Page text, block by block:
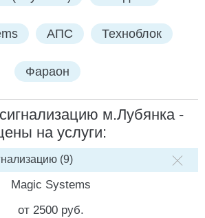
АПС Техноблок
Фараон
м.Лубянка -
на услуги:
СТОИМОСТЬ РАБОТ
(9)
Magic Systems
от 2500 руб.